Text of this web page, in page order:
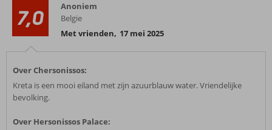
7,0
Anoniem
Belgie
Met vrienden, 17 mei 2025
Over Chersonissos:
Kreta is een mooi eiland met zijn azuurblauw water. Vriendelijke
bevolking.
Over Hersonissos Palace: